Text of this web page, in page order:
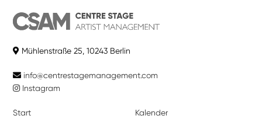
Mühlenstraße 25, 10243 Berlin
info@centrestagemanagement.com
Instagram
Start
Kalender